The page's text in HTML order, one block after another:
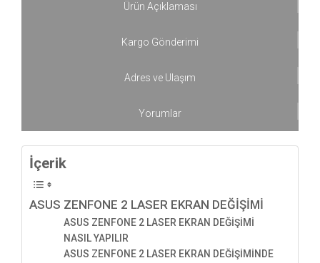
Ürün Açıklaması
Kargo Gönderimi
Adres ve Ulaşım
Yorumlar
İçerik
ASUS ZENFONE 2 LASER EKRAN DEĞİŞİMİ
ASUS ZENFONE 2 LASER EKRAN DEĞİŞİMİ
NASIL YAPILIR
ASUS ZENFONE 2 LASER EKRAN DEĞİŞİMİNDE